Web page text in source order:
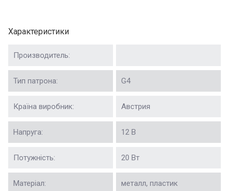
Характеристики
Производитель:
Тип патрона: G4
Країна виробник: Австрия
Напруга: 12 В
Потужність: 20 Вт
Матеріал: металл, пластик